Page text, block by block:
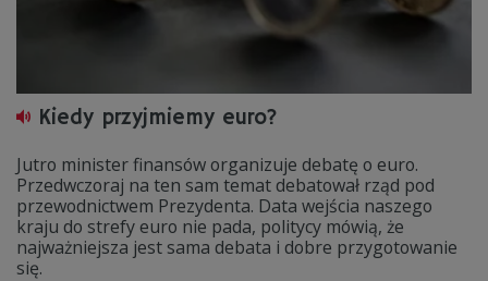
Kiedy przyjmiemy euro?
Jutro minister finansów organizuje debatę o euro.
Przedwczoraj na ten sam temat debatował rząd pod
przewodnictwem Prezydenta. Data wejścia naszego
kraju do strefy euro nie pada, politycy mówią, że
najważniejsza jest sama debata i dobre przygotowanie
się.